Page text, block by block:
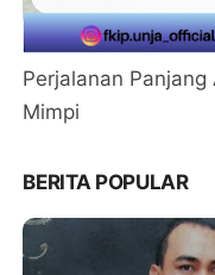
Perjalanan
Mimpi
BERITA POPULAR